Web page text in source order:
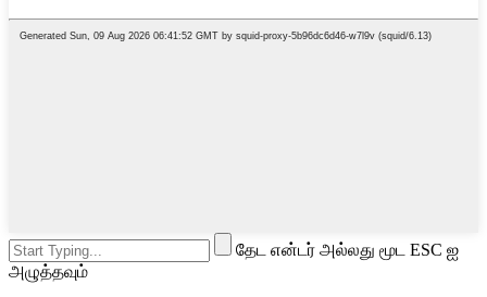
தேட என்டர் அல்லது மூட ESC ஐ
அழுத்தவும்